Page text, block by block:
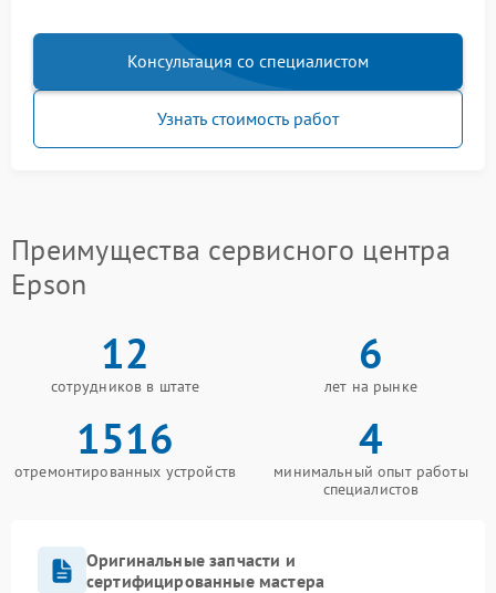
Консультация со специалистом
Узнать стоимость работ
Преимущества сервисного центра
Epson
12
сотрудников в штате
6
лет на рынке
1516
отремонтированных устройств
4
минимальный опыт работы
специалистов
Оригинальные запчасти и
сертифицированные мастера